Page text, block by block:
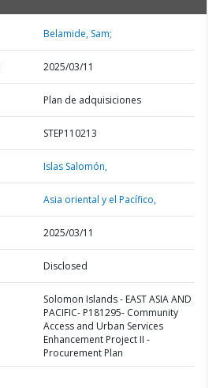
Belamide, Sam;
2025/03/11
Plan de adquisiciones
STEP110213
Islas Salomón,
Asia oriental y el Pacífico,
2025/03/11
Disclosed
Solomon Islands - EAST ASIA AND
PACIFIC- P181295- Community
Access and Urban Services
Enhancement Project II -
Procurement Plan